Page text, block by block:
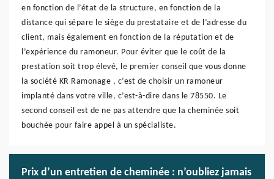
en fonction de l’état de la structure, en fonction de la
distance qui sépare le siège du prestataire et de l’adresse du
client, mais également en fonction de la réputation et de
l’expérience du ramoneur. Pour éviter que le coût de la
prestation soit trop élevé, le premier conseil que vous donne
la société KR Ramonage , c’est de choisir un ramoneur
implanté dans votre ville, c’est-à-dire dans le 78550. Le
second conseil est de ne pas attendre que la cheminée soit
bouchée pour faire appel à un spécialiste.
Prix d’un entretien de cheminée : n’oubliez jamais